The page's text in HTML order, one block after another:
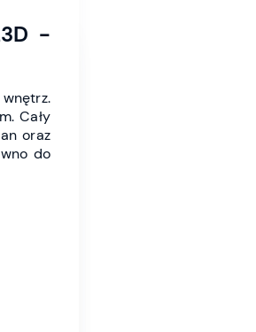
-
Cały
oraz
do